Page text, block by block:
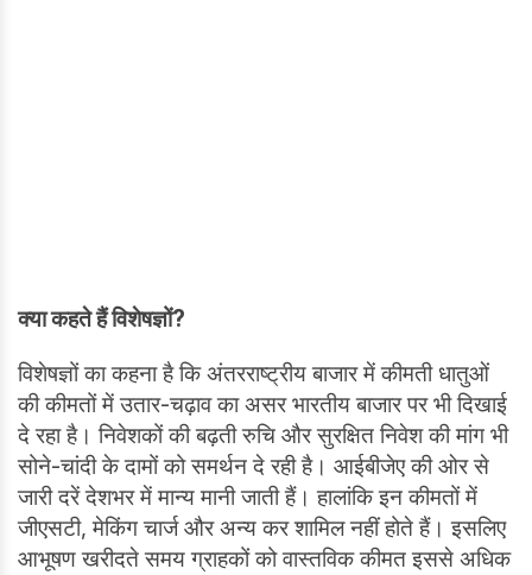
क्या कहते हैं विशेषज्ञों?
विशेषज्ञों का कहना है कि अंतरराष्ट्रीय बाजार में कीमती धातुओं
की कीमतों में उतार-चढ़ाव का असर भारतीय बाजार पर भी दिखाई
दे रहा है। निवेशकों की बढ़ती रुचि और सुरक्षित निवेश की मांग भी
सोने-चांदी के दामों को समर्थन दे रही है। आईबीजेए की ओर से
जारी दरें देशभर में मान्य मानी जाती हैं। हालांकि इन कीमतों में
जीएसटी, मेकिंग चार्ज और अन्य कर शामिल नहीं होते हैं। इसलिए
आभूषण खरीदते समय ग्राहकों को वास्तविक कीमत इससे अधिक